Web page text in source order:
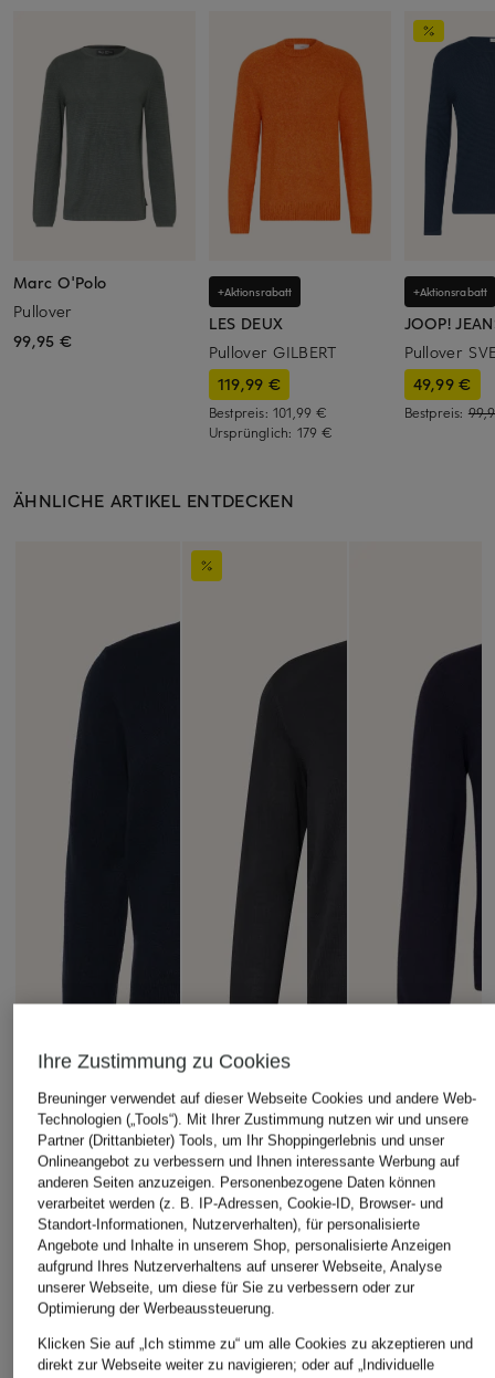
Marc O'Polo
Pullover
99,95 €
+Aktionsrabatt
LES DEUX
Pullover GILBERT
119,99 €
Bestpreis: 101,99 €
Ursprünglich: 179 €
+Aktionsrabatt
JOOP!
Pullover
49,99 €
Bestpreis:
ÄHNLICHE ARTIKEL ENTDECKEN
STROKESMAN'S
Cashmere-Pullover
169,99 €
+Aktionsrabatt
Marc O'Polo
Pullover
Marc O'Polo × DFB
Travel Collection
79,99 €
Bestpreis:67,99 €
GRAN SASSO
Pullover
179,99 €
Ihre Zustimmung zu Cookies
Breuninger verwendet auf dieser Webseite Cookies und andere Web-
Technologien („Tools“). Mit Ihrer Zustimmung nutzen wir und unsere
Partner (Drittanbieter) Tools, um Ihr Shoppingerlebnis und unser
Onlineangebot zu verbessern und Ihnen interessante Werbung auf
anderen Seiten anzuzeigen. Personenbezogene Daten können
verarbeitet werden (z. B. IP-Adressen, Cookie-ID, Browser- und
Standort-Informationen, Nutzerverhalten), für personalisierte
Angebote und Inhalte in unserem Shop, personalisierte Anzeigen
aufgrund Ihres Nutzerverhaltens auf unserer Webseite, Analyse
unserer Webseite, um diese für Sie zu verbessern oder zur
Optimierung der Werbeaussteuerung.
Klicken Sie auf „Ich stimme zu“ um alle Cookies zu akzeptieren und
direkt zur Webseite weiter zu navigieren; oder auf „Individuelle